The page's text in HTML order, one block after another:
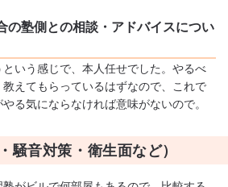
の塾側との相談・アドバイスについ
いう感じで、本人任せでした。やるべ
えてもらっているはずなので、これで
る気にならなければ意味がないので。
騒音対策・衛生面など）